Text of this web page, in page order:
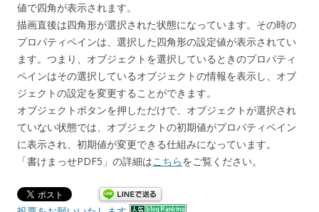
値で四角が表示されます。
描画直後は四角形が選択された状態になっています。その時の
プロパティペインは、選択した四角形の設定値が表示されてい
ます。つまり、オブジェクトを選択しているときのプロパティ
ペインはその選択しているオブジェクトの情報を表示し、オブ
ジェクトの設定を変更することができます。
オブジェクトボタンを押しただけで、オブジェクトが選択され
ていない状態では、オブジェクトの初期値がプロパティペイン
に表示され、初期値が変更できる仕組みになっています。
「書けまっせPDF5」の詳細はこちらをご覧ください。